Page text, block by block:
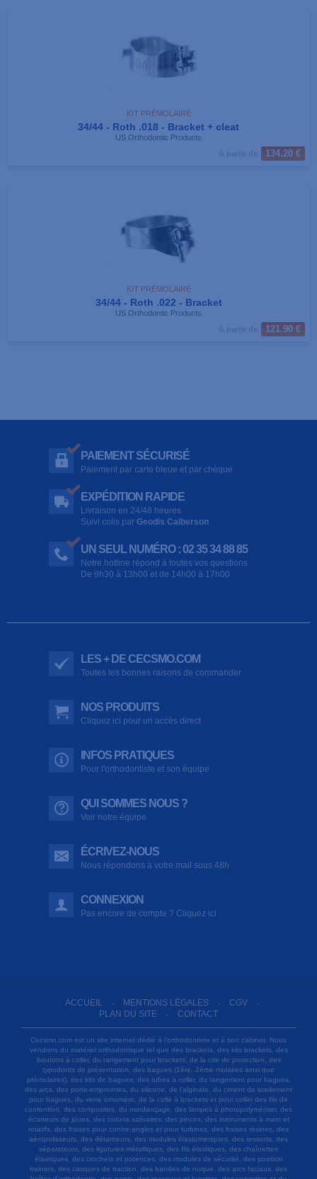
KIT PRÉMOLAIRE
34/44 - Roth .018 - Bracket + cleat
US Orthodontic Products
134.20 €
KIT PRÉMOLAIRE
34/44 - Roth .022 - Bracket
US Orthodontic Products
121.90 €
PAIEMENT SÉCURISÉ
Paiement par carte bleue et par chèque
EXPÉDITION RAPIDE
Livraison en 24/48 heures
Suivi colis par Geodis Calberson
UN SEUL NUMÉRO : 02 35 34 88 85
Notre hotline répond à toutes vos questions
De 9h30 à 13h00 et de 14h00 à 17h00
LES + DE CECSMO.COM
Toutes les bonnes raisons de commander
NOS PRODUITS
Cliquez ici pour un accès direct
INFOS PRATIQUES
Pour l'orthodontiste et son équipe
QUI SOMMES NOUS ?
Voir notre équipe
ÉCRIVEZ-NOUS
Nous répondons à votre mail sous 48h
CONNEXION
Pas encore de compte ? Cliquez ici
ACCUEIL - MENTIONS LÉGALES - CGV -
PLAN DU SITE - CONTACT
Cecsmo.com est un site internet dédié à l'orthodontiste et à son cabinet. Nous
vendons du matériel orthodontique tel que des brackets, des kits brackets, des
boutons à coller, du rangement pour brackets, de la cire de protection, des
typodonts de présentation, des bagues (1ère, 2ème molaires ainsi que
prémolaires), des kits de bagues, des tubes à coller, du rangement pour bagues,
des arcs, des porte-empreintes, du silicone, de l'alginate, du ciment de scellement
pour bagues, du verre ionomère, de la colle à brackets et pour coller des fils de
contention, des composites, du mordançage, des lampes à photopolymériser, des
écarteurs de joues, des cotons salivaires, des pinces, des instruments à main et
rotatifs, des fraises pour contre-angles et pour turbines, des fraises résines, des
aéropolisseurs, des détartreurs, des modules élastomériques, des ressorts, des
séparateurs, des ligatures métalliques, des fils élastiques, des chaînettes
élastiques, des crochets et potences, des modules de sécurité, des position
trainers, des casques de traction, des bandes de nuque, des arcs faciaux, des